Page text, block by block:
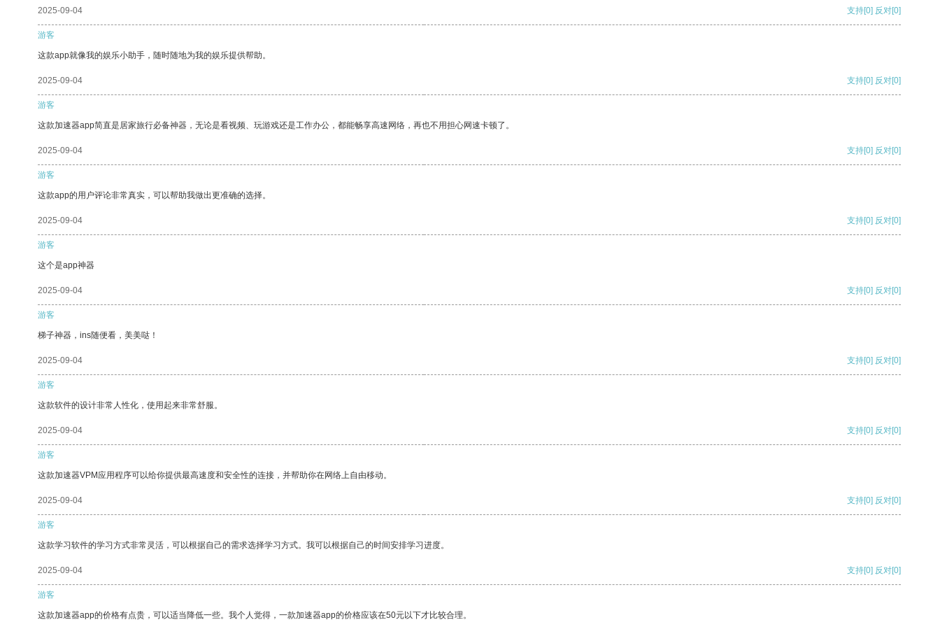
2025-09-04 支持[0] 反对[0]
游客
这款app就像我的娱乐小助手，随时随地为我的娱乐提供帮助。
2025-09-04 支持[0] 反对[0]
游客
这款加速器app简直是居家旅行必备神器，无论是看视频、玩游戏还是工作办公，都能畅享高速网络，再也不用担心网速卡顿了。
2025-09-04 支持[0] 反对[0]
游客
这款app的用户评论非常真实，可以帮助我做出更准确的选择。
2025-09-04 支持[0] 反对[0]
游客
这个是app神器
2025-09-04 支持[0] 反对[0]
游客
梯子神器，ins随便看，美美哒！
2025-09-04 支持[0] 反对[0]
游客
这款软件的设计非常人性化，使用起来非常舒服。
2025-09-04 支持[0] 反对[0]
游客
这款加速器VPM应用程序可以给你提供最高速度和安全性的连接，并帮助你在网络上自由移动。
2025-09-04 支持[0] 反对[0]
游客
这款学习软件的学习方式非常灵活，可以根据自己的需求选择学习方式。我可以根据自己的时间安排学习进度。
2025-09-04 支持[0] 反对[0]
游客
这款加速器app的价格有点贵，可以适当降低一些。我个人觉得，一款加速器app的价格应该在50元以下才比较合理。